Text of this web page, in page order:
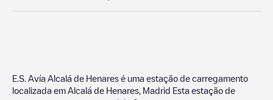
E.S. Avía Alcalá de Henares é uma estação de carregamento
localizada em Alcalá de Henares Madrid Esta estação de